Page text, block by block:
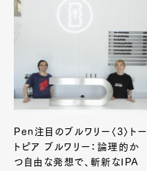
Pen注目のブルワリー〈3〉トー
トピア ブルワリー：論理的か
つ自由な発想で、斬新なIPA